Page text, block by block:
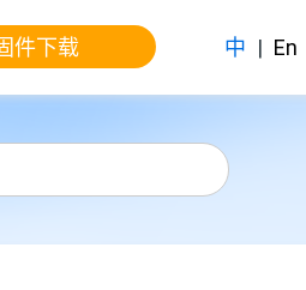
件下载 中 | En